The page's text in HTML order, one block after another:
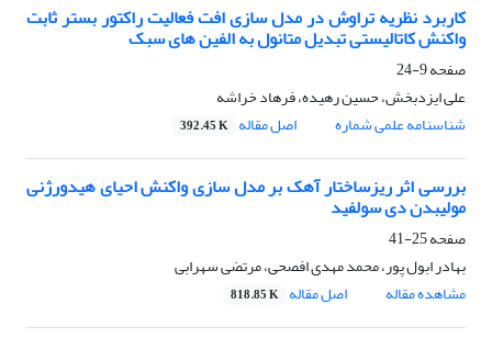
کاربرد نظریه تراوش در مدل سازی افت فعالیت راکتور بستر ثابت
واکنش کاتالیستی تبدیل متانول به الفین های سبک
صفحه9-24
علی ایزدبخش، حسین رهیده، فرهاد خراشه
شناسنامه علمی شماره
اصل مقاله 392.45 K
بررسی اثر ریزساختار آهک بر مدل سازی واکنش احیای هیدورژنی
مولیبدن دی سولفید
صفحه25-41
بهادر ابول پور، محمد مهدی افصحی، مرتضی سهرابی
مشاهده مقاله
اصل مقاله 818.85 K